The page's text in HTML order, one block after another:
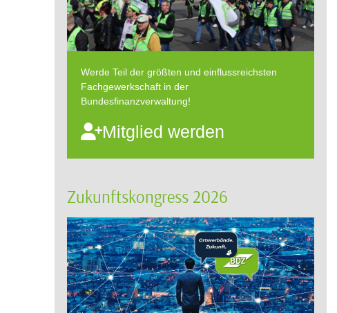
Werde Teil der größten und einflussreichsten
Fachgewerkschaft in der
Bundesfinanzverwaltung!
Mitglied werden
Zukunftskongress 2026